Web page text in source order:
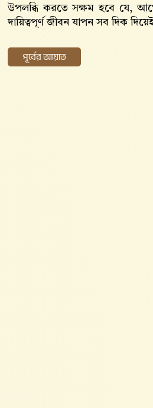
উপলব্ধি করতে সক্ষম হবে যে,
দায়িত্বপূর্ণ জীবন যাপন সব দিক
পূর্বের আয়াত